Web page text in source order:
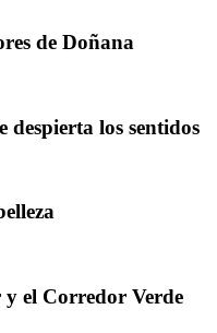
de Doñana
despierta los sentidos
el Corredor Verde